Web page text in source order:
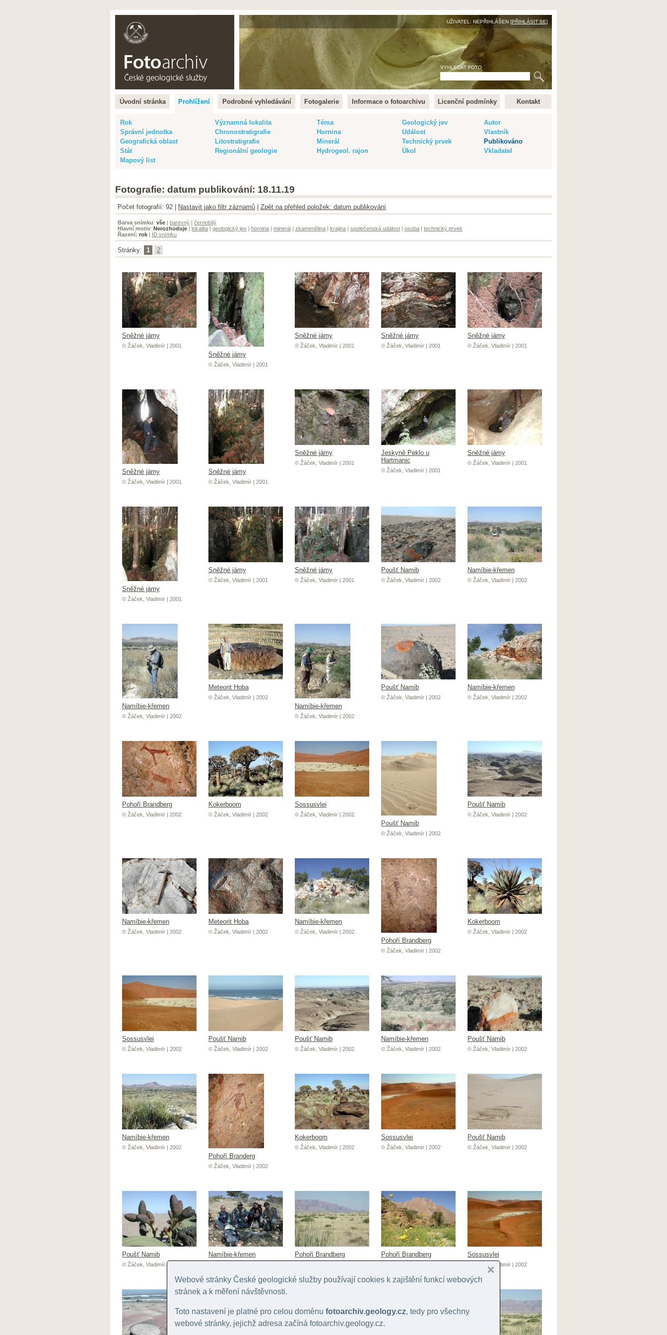
UŽIVATEL: NEPŘIHLÁŠEN [PŘIHLÁSIT SE]
VYHLEDAT FOTO
Úvodní stránka Prohlížení Podrobné vyhledávání Fotogalerie Informace o fotoarchivu Licenční podmínky Kontakt
Rok Významná lokalita Téma Geologický jev
Autor
Správní jednotka
Chronostratigrafie Hornina Událost
Vlastník
Geografická oblast
Litostratigrafie Minerál Technický prvek
Publikováno
Stát
Regionální geologie Hydrogeol. rajon Úkol
Vkladatel
Mapový list
Fotografie: datum publikování: 18.11.19
Počet fotografií: 92 | Nastavit jako filtr záznamů Zpět na přehled položek: datum publikování
Barva snímku: vše | barevný | černobílý
Hlavní motiv: Nerozhoduje | lokalita | geologický jev | hornina | minerál | zkamenělina | krajina | společenská událost | osoba | technický prvek
Řazení: rok | ID snímku
Stránky: 1 2
Sněžné jámy
© Žáček, Vladimír | 2001
Sněžné jámy
© Žáček, Vladimír | 2001
Sněžné jámy
© Žáček, Vladimír | 2001
Sněžné jámy
© Žáček, Vladimír | 2001
Sněžné jámy
© Žáček, Vladimír | 2001
Sněžné jámy
© Žáček, Vladimír | 2001
Sněžné jámy
© Žáček, Vladimír | 2001
Sněžné jámy
© Žáček, Vladimír | 2001
Jeskyně Peklo u
Hartmanic
© Žáček, Vladimír | 2001
Sněžné jámy
© Žáček, Vladimír | 2001
Sněžné jámy
© Žáček, Vladimír | 2001
Sněžné jámy
© Žáček, Vladimír | 2001
Sněžné jámy
© Žáček, Vladimír | 2001
Poušť Namib
© Žáček, Vladimír | 2002
Namíbie-křemen
© Žáček, Vladimír | 2002
Namíbie-křemen
© Žáček, Vladimír | 2002
Meteorit Hoba
© Žáček, Vladimír | 2002
Namíbie-křemen
© Žáček, Vladimír | 2002
Poušť Namib
© Žáček, Vladimír | 2002
Namíbie-křemen
© Žáček, Vladimír | 2002
Pohoří Brandberg
© Žáček, Vladimír | 2002
Kokerboom
© Žáček, Vladimír | 2002
Sossusvlei
© Žáček, Vladimír | 2002
Poušť Namib
© Žáček, Vladimír | 2002
Poušť Namib
© Žáček, Vladimír | 2002
Namíbie-křemen
© Žáček, Vladimír | 2002
Meteorit Hoba
© Žáček, Vladimír | 2002
Namíbie-křemen
© Žáček, Vladimír | 2002
Pohoří Brandberg
© Žáček, Vladimír | 2002
Kokerboom
© Žáček, Vladimír | 2002
Sossusvlei
© Žáček, Vladimír | 2002
Poušť Namib
© Žáček, Vladimír | 2002
Poušť Namib
© Žáček, Vladimír | 2002
Namíbie-křemen
© Žáček, Vladimír | 2002
Poušť Namib
© Žáček, Vladimír | 2002
Namíbie-křemen
© Žáček, Vladimír | 2002
Pohoří Branderg
© Žáček, Vladimír | 2002
Kokerboom
© Žáček, Vladimír | 2002
Sossusvlei
© Žáček, Vladimír | 2002
Poušť Namib
© Žáček, Vladimír | 2002
Poušť Namib
© Žáček, Vladimír | 2002
Namíbie-křemen Pohoří Brandberg Pohoří Brandberg Sossusvlei
© Žáček, Vladimír | 2002
Webové stránky České geologické služby používají cookies k zajištění funkcí webových
stránek a k měření návštěvnosti.
Toto nastavení je platné pro celou doménu fotoarchiv.geology.cz, tedy pro všechny
webové stránky, jejichž adresa začíná fotoarchiv.geology.cz.